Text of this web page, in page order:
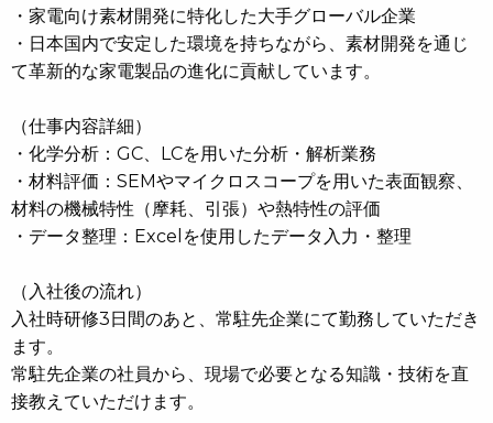
・家電向け素材開発に特化した大手グローバル企業
・日本国内で安定した環境を持ちながら、素材開発を通じ
て革新的な家電製品の進化に貢献しています。
（仕事内容詳細）
・化学分析：GC、LCを用いた分析・解析業務
・材料評価：SEMやマイクロスコープを用いた表面観察、
材料の機械特性（摩耗、引張）や熱特性の評価
・データ整理：Excelを使用したデータ入力・整理
（入社後の流れ）
入社時研修3日間のあと、常駐先企業にて勤務していただき
ます。
常駐先企業の社員から、現場で必要となる知識・技術を直
接教えていただけます。